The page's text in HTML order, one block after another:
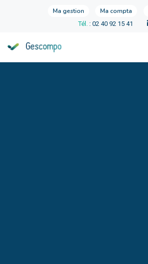
Ma gestion Ma compta
Tél. : 02 40 92 15 41